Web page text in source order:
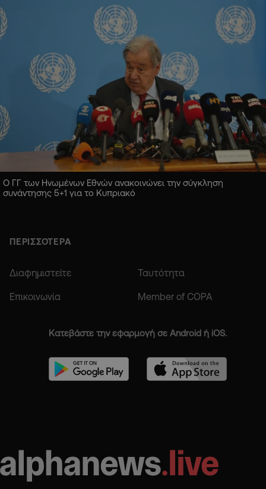
Ο ΓΓ των Ηνωμένων Εθνών ανακοινώνει την σύγκληση
συνάντησης 5+1 για το Κυπριακό
ΠΕΡΙΣΣΟΤΕΡΑ
Διαφημιστείτε Ταυτότητα
Επικοινωνία Member of COPA
Κατεβάστε την εφαρμογή σε Android ή iOS.